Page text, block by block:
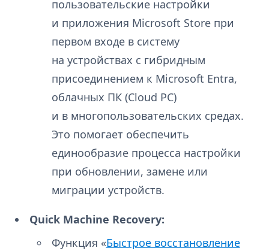
пользовательские настройки
и приложения Microsoft Store при
первом входе в систему
на устройствах с гибридным
присоединением к Microsoft Entra,
облачных ПК (Cloud PC)
и в многопользовательских средах.
Это помогает обеспечить
единообразие процесса настройки
при обновлении, замене или
миграции устройств.
Quick Machine Recovery:
Функция «Быстрое восстановление